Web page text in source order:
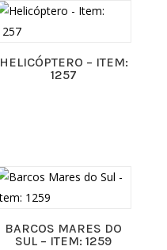
HELICÓPTERO – ITEM:
1257
BARCOS MARES DO
SUL – ITEM: 1259